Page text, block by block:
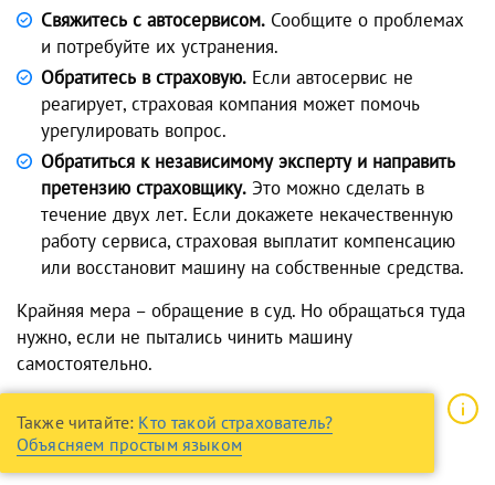
Свяжитесь с автосервисом. Сообщите о проблемах
и потребуйте их устранения.
Обратитесь в страховую. Если автосервис не
реагирует, страховая компания может помочь
урегулировать вопрос.
Обратиться к независимому эксперту и направить
претензию страховщику. Это можно сделать в
течение двух лет. Если докажете некачественную
работу сервиса, страховая выплатит компенсацию
или восстановит машину на собственные средства.
Крайняя мера – обращение в суд. Но обращаться туда
нужно, если не пытались чинить машину
самостоятельно.
Также читайте: Кто такой страхователь?
Объясняем простым языком